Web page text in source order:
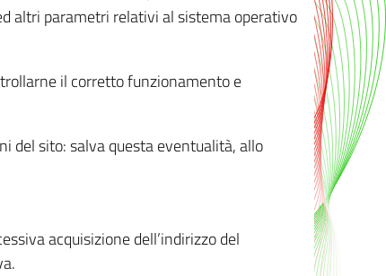
altri parametri relativi al sistema operativo
il corretto funzionamento e
del sito: salva questa eventualità, allo
acquisizione dell’indirizzo del